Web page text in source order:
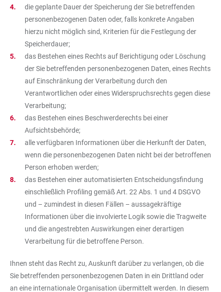
die geplante Dauer der Speicherung der Sie betreffenden
personenbezogenen Daten oder, falls konkrete Angaben
hierzu nicht möglich sind, Kriterien für die Festlegung der
Speicherdauer;
das Bestehen eines Rechts auf Berichtigung oder Löschung
der Sie betreffenden personenbezogenen Daten, eines Rechts
auf Einschränkung der Verarbeitung durch den
Verantwortlichen oder eines Widerspruchsrechts gegen diese
Verarbeitung;
das Bestehen eines Beschwerderechts bei einer
Aufsichtsbehörde;
alle verfügbaren Informationen über die Herkunft der Daten,
wenn die personenbezogenen Daten nicht bei der betroffenen
Person erhoben werden;
das Bestehen einer automatisierten Entscheidungsfindung
einschließlich Profiling gemäß Art. 22 Abs. 1 und 4 DSGVO
und – zumindest in diesen Fällen – aussagekräftige
Informationen über die involvierte Logik sowie die Tragweite
und die angestrebten Auswirkungen einer derartigen
Verarbeitung für die betroffene Person.
Ihnen steht das Recht zu, Auskunft darüber zu verlangen, ob die
Sie betreffenden personenbezogenen Daten in ein Drittland oder
an eine internationale Organisation übermittelt werden. In diesem